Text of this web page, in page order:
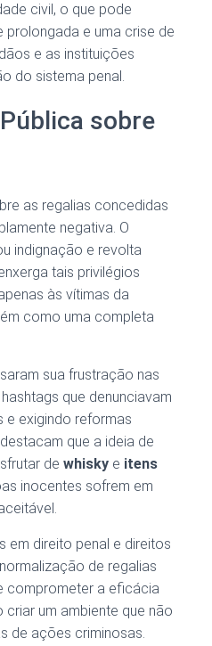
civil, o que pode
prolongada e uma crise de
e as instituições
do sistema penal.
sobre
as regalias concedidas
negativa. O
indignação e revolta
tais privilégios
às vítimas da
como uma completa
sua frustração nas
que denunciavam
e exigindo reformas
que a ideia de
de whisky e itens
inocentes sofrem em
em direito penal e direitos
de regalias
comprometer a eficácia
um ambiente que não
de ações criminosas.